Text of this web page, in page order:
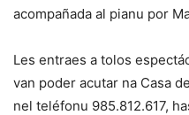
acompañada al pianu por
Les entraes a tolos
van poder acutar na Casa
nel teléfonu 985.812.617,